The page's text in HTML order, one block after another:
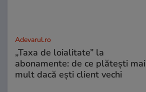
Adevarul.ro
„Taxa de loialitate” la
abonamente: de ce plătești mai
mult dacă ești client vechi